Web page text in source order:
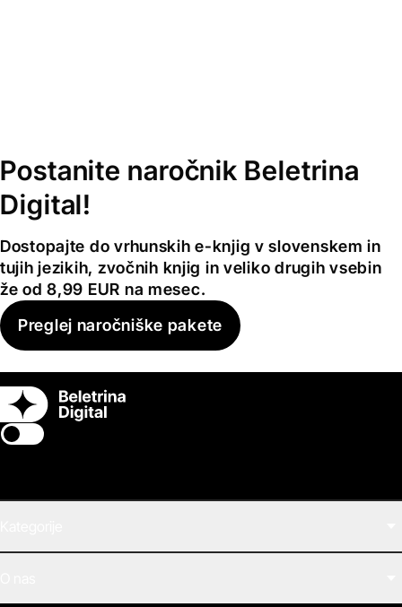
Postanite naročnik Beletrina
Digital!
Dostopajte do vrhunskih e-knjig v slovenskem in
tujih jezikih, zvočnih knjig in veliko drugih vsebin
že od 8,99 EUR na mesec.
Preglej naročniške pakete
Switch theme